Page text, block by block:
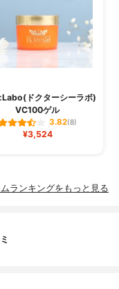
ドクターシーラボ)
VC100ゲル
3.82(8)
¥3,524
ランキングをもっと見る